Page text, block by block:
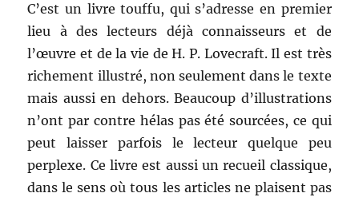
C’est un livre touffu, qui s’adresse en premier
lieu à des lecteurs déjà connaisseurs et de
l’œuvre et de la vie de H. P. Lovecraft. Il est très
richement illustré, non seulement dans le texte
mais aussi en dehors. Beaucoup d’illustrations
n’ont par contre hélas pas été sourcées, ce qui
peut laisser parfois le lecteur quelque peu
perplexe. Ce livre est aussi un recueil classique,
dans le sens où tous les articles ne plaisent pas